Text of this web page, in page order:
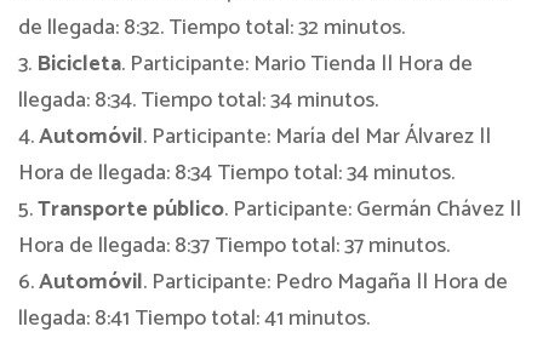
de llegada: 8:32. Tiempo total: 32 minutos.
3. Bicicleta. Participante: Mario Tienda || Hora de
llegada: 8:34. Tiempo total: 34 minutos.
4.Automóvil. Participante: María del Mar Álvarez ||
Hora de llegada: 8:34 Tiempo total: 34 minutos.
5.Transporte público. Participante: Germán Chávez ||
Hora de llegada: 8:37 Tiempo total: 37 minutos.
6.Automóvil. Participante: Pedro Magaña || Hora de
llegada: 8:41 Tiempo total: 41 minutos.